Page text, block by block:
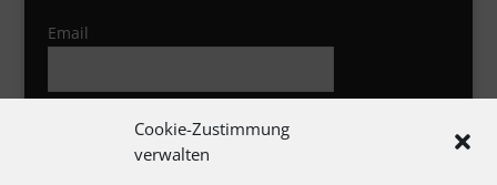
Cookie-Zustimmung
verwalten
Email